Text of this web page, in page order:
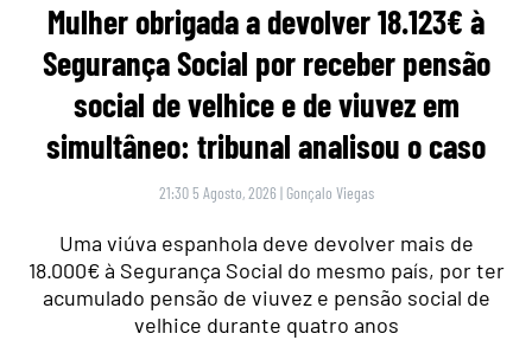
Mulher obrigada a devolver 18.123€ à
Segurança Social por receber pensão
social de velhice e de viuvez em
simultâneo: tribunal analisou o caso
21:30 5 Agosto, 2026 | Gonçalo Viegas
Uma viúva espanhola deve devolver mais de
18.000€ à Segurança Social do mesmo país, por ter
acumulado pensão de viuvez e pensão social de
velhice durante quatro anos